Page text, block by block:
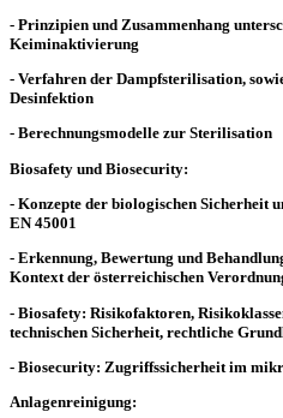
- Prinzipien und Zusammenhang
Keiminaktivierung
- Verfahren der Dampfsterilisation,
Desinfektion
- Berechnungsmodelle zur Sterilisation
Biosafety und Biosecurity:
- Konzepte der biologischen Sicherheit
EN 45001
- Erkennung, Bewertung und
Kontext der österreichischen
- Biosafety: Risikofaktoren,
technischen Sicherheit, rechtliche
- Biosecurity: Zugriffssicherheit im
Anlagenreinigung: